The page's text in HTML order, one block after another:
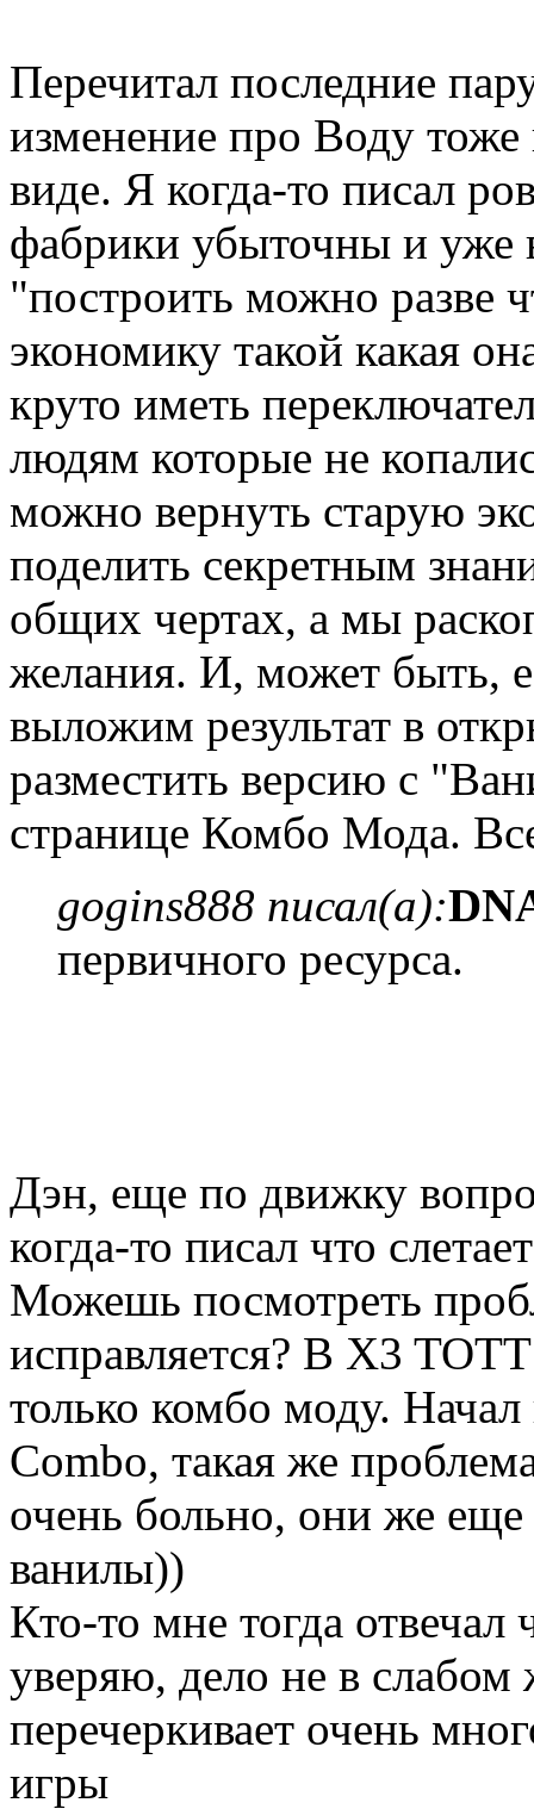
Перечитал последние
изменение про Воду
виде. Я когда-то писал
фабрики убыточны и уже
"построить можно разве
экономику такой какая
круто иметь
людям которые не
можно вернуть старую
поделить секретным
общих чертах, а мы
желания. И, может быть,
выложим результат в
разместить версию с
странице Комбо Мода.
gogins888 писал(а):
первичного ресурса.
Дэн, еще по движку
когда-то писал что
Можешь посмотреть
исправляется? В X3
только комбо моду.
Combo, такая же
очень больно, они же
ванилы))
Кто-то мне тогда отвечал
уверяю, дело не в слабом
перечеркивает очень
игры